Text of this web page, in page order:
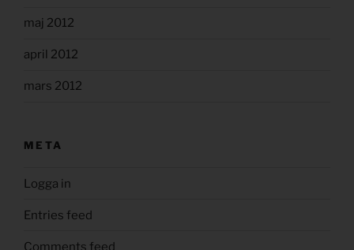
maj 2012
april 2012
mars 2012
META
Logga in
Entries feed
Comments feed